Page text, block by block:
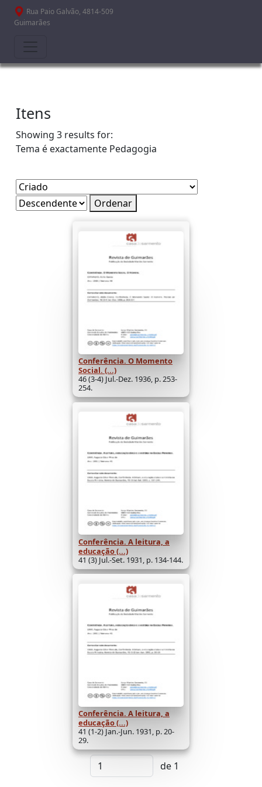
Passar para o conteúdo principal
Rua Paio Galvão, 4814-509
Guimarães
Itens
Showing 3 results for:
Tema é exactamente Pedagogia
Ordenar
Conferência. O Momento
Social. (...)
46 (3-4) Jul.-Dez. 1936, p. 253-
254.
Conferência. A leitura, a
educação (...)
41 (3) Jul.-Set. 1931, p. 134-144.
Conferência. A leitura, a
educação (...)
41 (1-2) Jan.-Jun. 1931, p. 20-
29.
de 1